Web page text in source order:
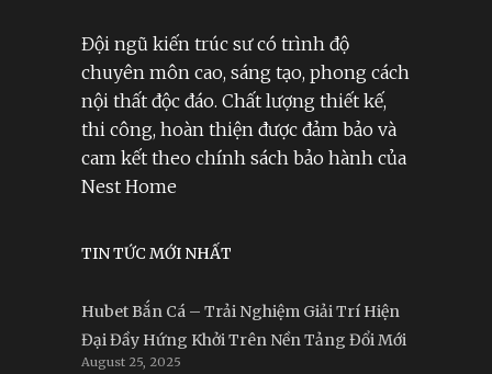
Đội ngũ kiến trúc sư có trình độ
chuyên môn cao, sáng tạo, phong cách
nội thất độc đáo. Chất lượng thiết kế,
thi công, hoàn thiện được đảm bảo và
cam kết theo chính sách bảo hành của
Nest Home
TIN TỨC MỚI NHẤT
Hubet Bắn Cá – Trải Nghiệm Giải Trí Hiện
Đại Đầy Hứng Khởi Trên Nền Tảng Đổi Mới
August 25, 2025